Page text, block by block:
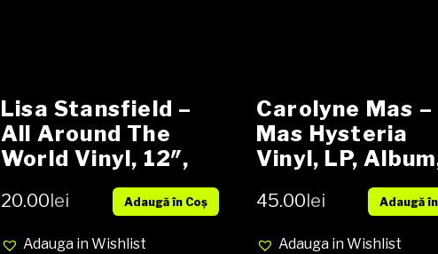
Lisa Stansfield –
All Around The
World Vinyl, 12″,
45 RPM, Maxi-
Single media NM
cover NM
20.00lei Adaugă în Coș
Adauga in Wishlist
Carolyne Mas –
Mas Hysteria
Vinyl, LP,
media VG+
VG
45.00lei Adaugă
Adauga in Wishlist